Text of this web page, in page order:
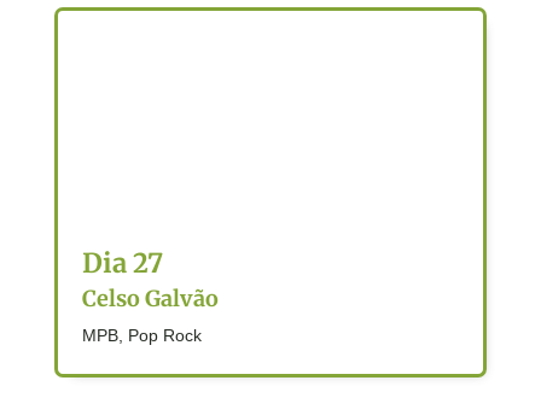
Dia 27
Celso Galvão
MPB, Pop Rock